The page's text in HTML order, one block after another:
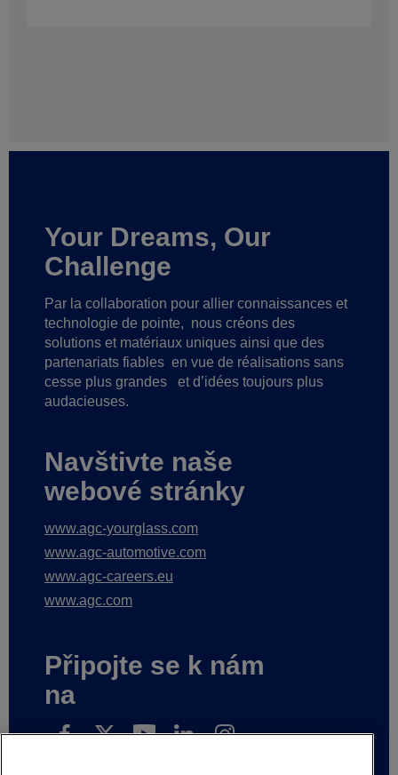
Your Dreams, Our
Challenge
Par la collaboration pour allier connaissances et
technologie de pointe, nous créons des
solutions et matériaux uniques ainsi que des
partenariats fiables en vue de réalisations sans
cesse plus grandes
et d’idées toujours plus
audacieuses.
Navštivte naše
webové stránky
www.agc-yourglass.com
www.agc-automotive.com
www.agc-careers.eu
www.agc.com
Připojte se k nám
na